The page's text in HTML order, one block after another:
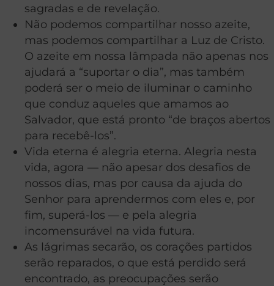
sagradas e de revelação.
Não podemos compartilhar nosso azeite,
mas podemos compartilhar a Luz de Cristo.
O azeite em nossa lâmpada não apenas nos
ajudará a “suportar o dia”, mas também
poderá ser o meio de iluminar o caminho
que conduz aqueles que amamos ao
Salvador, que está pronto “de braços abertos
para recebê-los”.
Vida eterna é alegria eterna. Alegria nesta
vida, agora — não apesar dos desafios de
nossos dias, mas por causa da ajuda do
Senhor para aprendermos com eles e, por
fim, superá-los — e pela alegria
incomensurável na vida futura.
As lágrimas secarão, os corações partidos
serão reparados, o que está perdido será
encontrado, as preocupações serão